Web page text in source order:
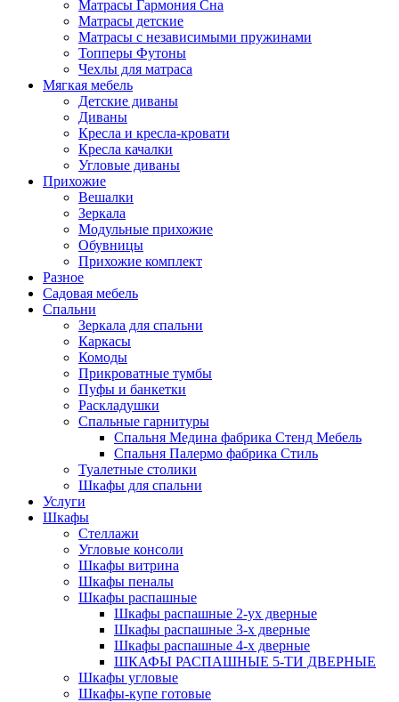
Матрасы Гармония Сна
Матрасы детские
Матрасы с независимыми пружинами
Топперы Футоны
Чехлы для матраса
Мягкая мебель
Детские диваны
Диваны
Кресла и кресла-кровати
Кресла качалки
Угловые диваны
Прихожие
Вешалки
Зеркала
Модульные прихожие
Обувницы
Прихожие комплект
Разное
Садовая мебель
Спальни
Зеркала для спальни
Каркасы
Комоды
Прикроватные тумбы
Пуфы и банкетки
Раскладушки
Спальные гарнитуры
Спальня Медина фабрика Стенд Мебель
Спальня Палермо фабрика Стиль
Туалетные столики
Шкафы для спальни
Услуги
Шкафы
Стеллажи
Угловые консоли
Шкафы витрина
Шкафы пеналы
Шкафы распашные
Шкафы распашные 2-ух дверные
Шкафы распашные 3-х дверные
Шкафы распашные 4-х дверные
ШКАФЫ РАСПАШНЫЕ 5-ТИ ДВЕРНЫЕ
Шкафы угловые
Шкафы-купе готовые